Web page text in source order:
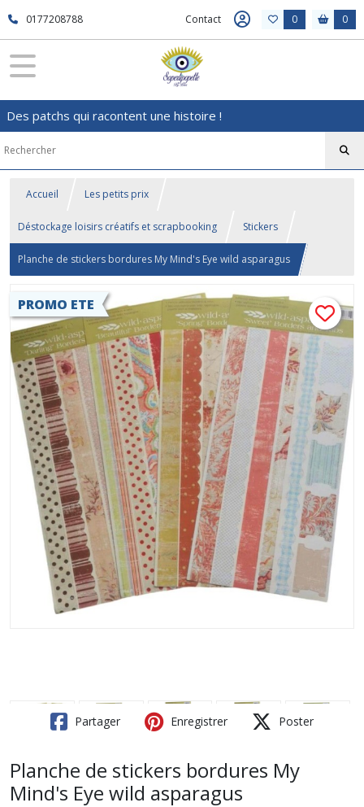
0177208788 Contact 0 0
Des patchs qui racontent une histoire !
Accueil Les petits prix
Déstockage loisirs créatifs et scrapbooking Stickers
Planche de stickers bordures My Mind's Eye wild asparagus
PROMO ETE
Partager Enregistrer Poster
Planche de stickers bordures My
Mind's Eye wild asparagus